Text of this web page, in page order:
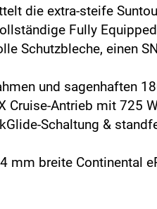
die extra-steife
Fully
Schutzbleche, einen
und sagenhaften
Cruise-Antrieb mit 725
Schaltung &
mm breite Continental